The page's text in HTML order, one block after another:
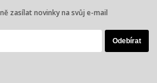
zasílat novinky na svůj e-mail